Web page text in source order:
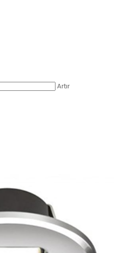
Artır